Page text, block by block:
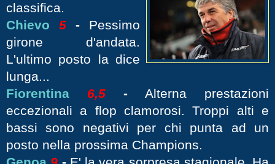
classifica.
Chievo
5 - Pessimo
girone d'andata.
L'ultimo posto la dice
lunga...
Fiorentina
6,5 - Alterna prestazioni
eccezionali a flop clamorosi. Troppi alti e
bassi sono negativi per chi punta ad un
posto nella prossima Champions.